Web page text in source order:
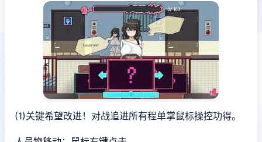
(1)关键希望改进！对战追进所有程单掌鼠标操控功得。